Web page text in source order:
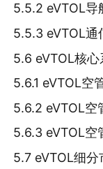
5.5.2 eVTOL导
5.5.3 eVTOL通
5.6 eVTOL核
5.6.1 eVTOL空
5.6.2 eVTOL空
5.6.3 eVTOL空
5.7 eVTOL细